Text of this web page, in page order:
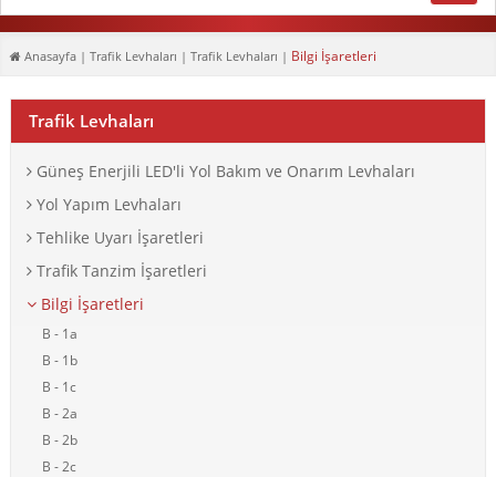
Anasayfa| Trafik Levhaları | Trafik Levhaları | Bilgi İşaretleri
Trafik Levhaları
Güneş Enerjili LED'li Yol Bakım ve Onarım Levhaları
Yol Yapım Levhaları
Tehlike Uyarı İşaretleri
Trafik Tanzim İşaretleri
Bilgi İşaretleri
B - 1a
B - 1b
B - 1c
B - 2a
B - 2b
B - 2c